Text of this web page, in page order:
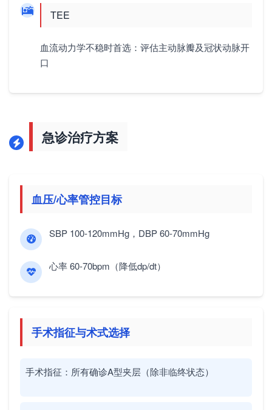
TEE
血流动力学不稳时首选：评估主动脉瓣及冠状动脉开
口
急诊治疗方案
血压/心率管控目标
SBP 100-120mmHg， DBP60-70mmHg
心率60-70bpm（降低dp/dt）
手术指征与术式选择
手术指征： 所有确诊A型夹层（除非临终状态）